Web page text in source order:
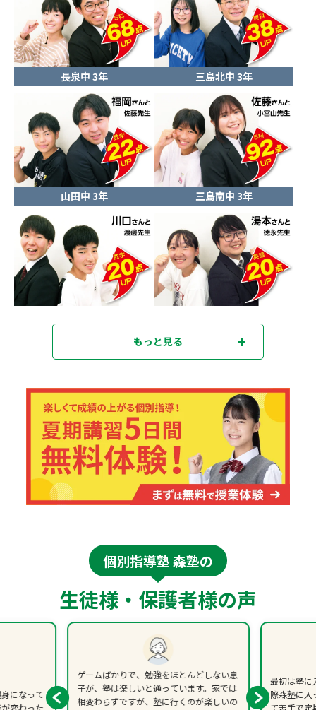
長泉中 3年 三島北中 3年
山田中 3年 三島南中 3年
もっと見る
個別指導塾 森塾の
生徒様・保護者様の声
になって
ゲームばかりで、勉強をほとんどしない息
子が、塾は楽しいと通っています。家では
相変わらずですが、塾に行くのが楽しいの
最初は塾に
際森塾に入